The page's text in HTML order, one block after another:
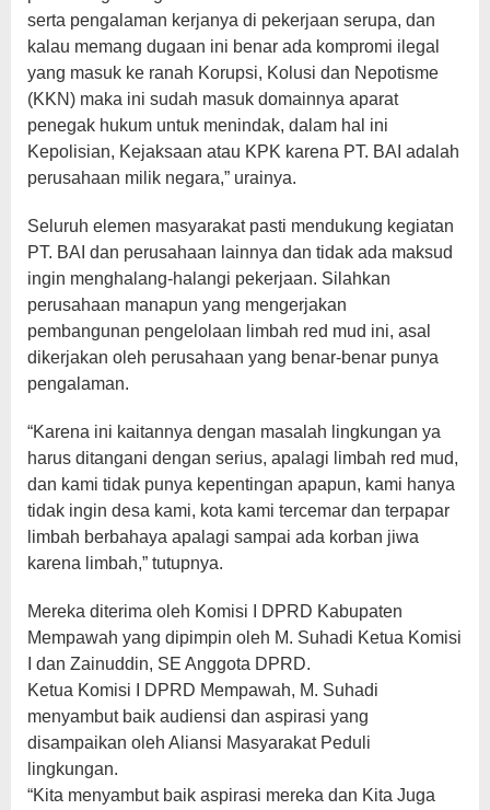
serta pengalaman kerjanya di pekerjaan serupa, dan
kalau memang dugaan ini benar ada kompromi ilegal
yang masuk ke ranah Korupsi, Kolusi dan Nepotisme
(KKN) maka ini sudah masuk domainnya aparat
penegak hukum untuk menindak, dalam hal ini
Kepolisian, Kejaksaan atau KPK karena PT. BAI adalah
perusahaan milik negara,” urainya.
Seluruh elemen masyarakat pasti mendukung kegiatan
PT. BAI dan perusahaan lainnya dan tidak ada maksud
ingin menghalang-halangi pekerjaan. Silahkan
perusahaan manapun yang mengerjakan
pembangunan pengelolaan limbah red mud ini, asal
dikerjakan oleh perusahaan yang benar-benar punya
pengalaman.
“Karena ini kaitannya dengan masalah lingkungan ya
harus ditangani dengan serius, apalagi limbah red mud,
dan kami tidak punya kepentingan apapun, kami hanya
tidak ingin desa kami, kota kami tercemar dan terpapar
limbah berbahaya apalagi sampai ada korban jiwa
karena limbah,” tutupnya.
Mereka diterima oleh Komisi I DPRD Kabupaten
Mempawah yang dipimpin oleh M. Suhadi Ketua Komisi
I dan Zainuddin, SE Anggota DPRD.
Ketua Komisi I DPRD Mempawah, M. Suhadi
menyambut baik audiensi dan aspirasi yang
disampaikan oleh Aliansi Masyarakat Peduli
lingkungan.
“Kita menyambut baik aspirasi mereka dan Kita Juga